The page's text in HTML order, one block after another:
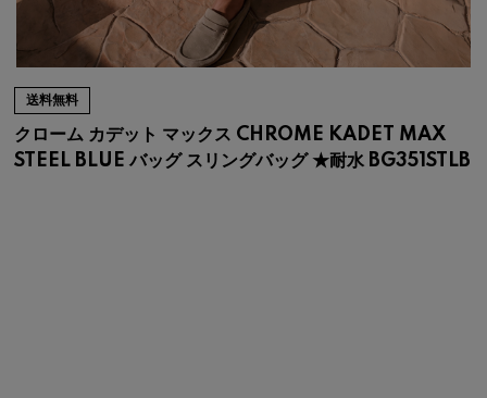
送料無料
クローム カデット マックス CHROME KADET MAX
STEEL BLUE バッグ スリングバッグ ★耐水 BG351STLB